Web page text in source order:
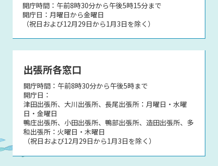
開庁時間：午前8時30分から午後5時15分まで
開庁日：月曜日から金曜日
（祝日および12月29日から1月3日を除く）
出張所各窓口
開庁時間：午前8時30分から午後5時まで
開庁日：
津田出張所、大川出張所、長尾出張所：月曜日・水曜
日・金曜日
鴨庄出張所、小田出張所、鴨部出張所、造田出張所、多
和出張所：火曜日・木曜日
（祝日および12月29日から1月3日を除く）